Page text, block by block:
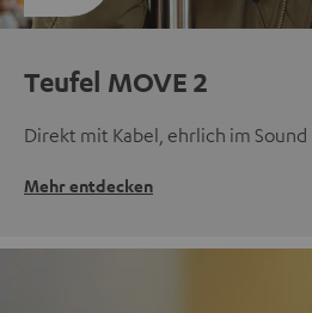
Teufel MOVE 2
Direkt mit Kabel, ehrlich im Sound
Mehr entdecken